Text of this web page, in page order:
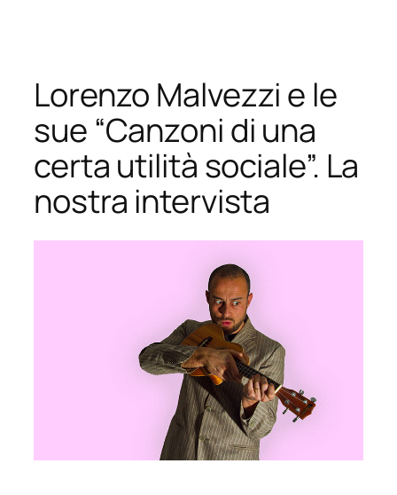
contenuto
Lorenzo Malvezzi e le
sue “Canzoni di una
certa utilità sociale”. La
nostra intervista